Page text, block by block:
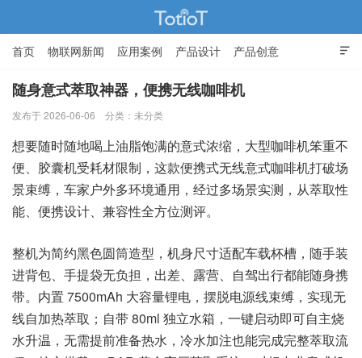

首页 物联网新闻 应用案例 产品设计 产品创意
智能家居
随身意式萃取神器，便携无线咖啡机
发布于 2026-06-06 分类： 未分类
想要随时随地喝上油脂饱满的意式浓缩，大型咖啡机笨重不
便、胶囊机受耗材限制，这款便携式无线意式咖啡机打破场
景束缚，车家户外多环境通用，经过多场景实测，从萃取性
能、便携设计、兼容性全方位测评。
整机为简约黑色圆筒造型，机身尺寸适配车载杯槽，随手装
进背包、手提袋无负担，出差、露营、自驾出行都能随身携
带。内置 7500mAh 大容量锂电，摆脱电源线束缚，实现无
线自加热萃取；自带 80ml 独立水箱，一键启动即可自主烧
水升温，无需提前准备热水，冷水加注也能完成完整萃取流